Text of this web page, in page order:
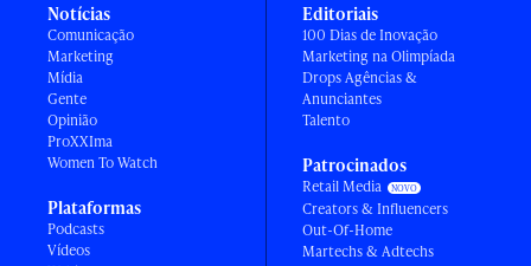
Notícias
Comunicação
Marketing
Mídia
Gente
Opinião
ProXXIma
Women To Watch
Plataformas
Podcasts
Vídeos
Editoriais
100 Dias de Inovação
Marketing na Olimpíada
Drops Agências &
Anunciantes
Talento
Patrocinados
Retail Media
Creators & Influencers
Out-Of-Home
Martechs & Adtechs